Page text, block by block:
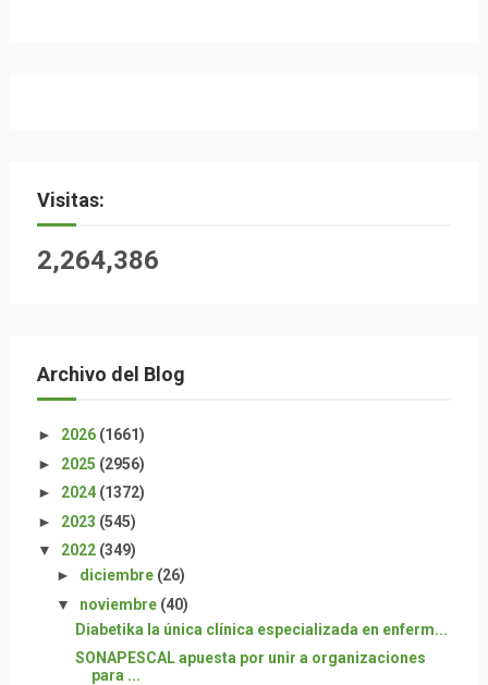
Visitas:
2,264,386
Archivo del Blog
► 2026 (1661)
► 2025 (2956)
► 2024 (1372)
► 2023 (545)
▼ 2022 (349)
► diciembre (26)
▼ noviembre (40)
Diabetika la única clínica especializada en enferm...
SONAPESCAL apuesta por unir a organizaciones
para ...